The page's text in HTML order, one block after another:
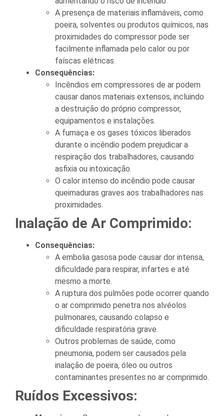
A presença de materiais inflamáveis, como
poeira, solventes ou produtos químicos, nas
proximidades do compressor pode ser
facilmente inflamada pelo calor ou por
faíscas elétricas.
Consequências:
Incêndios em compressores de ar podem
causar danos materiais extensos, incluindo
a destruição do próprio compressor,
equipamentos e instalações.
A fumaça e os gases tóxicos liberados
durante o incêndio podem prejudicar a
respiração dos trabalhadores, causando
asfixia ou intoxicação.
O calor intenso do incêndio pode causar
queimaduras graves aos trabalhadores nas
proximidades.
Inalação de Ar Comprimido:
Consequências:
A embolia gasosa pode causar dor intensa,
dificuldade para respirar, infartes e até
mesmo a morte.
A ruptura dos pulmões pode ocorrer quando
o ar comprimido penetra nos alvéolos
pulmonares, causando colapso e
dificuldade respiratória grave.
Outros problemas de saúde, como
pneumonia, podem ser causados pela
inalação de poeira, óleo ou outros
contaminantes presentes no ar comprimido.
Ruídos Excessivos: